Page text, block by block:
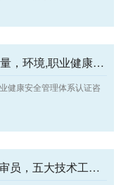
科莱与某腿集团，某科创电子签订质量，环境,职业健康安全管理体系认证咨询辅导合同
健康安全管理体系认证咨
科莱与某锂电材料签订IATF16949内审员，五大技术工具，VDA6.3年度培训合同